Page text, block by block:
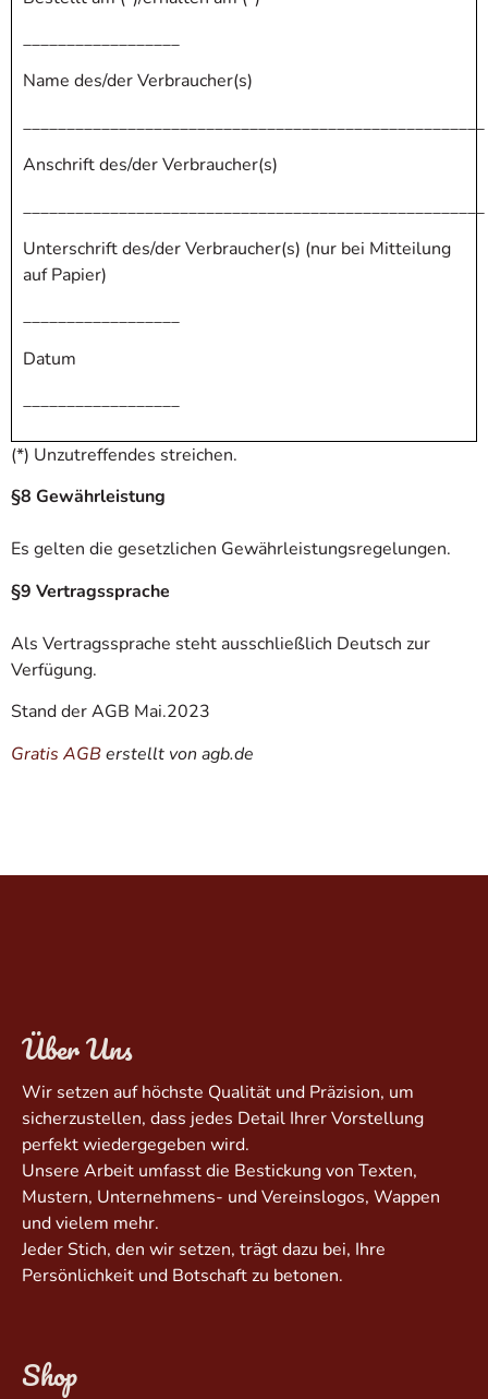
__________________
Name des/der Verbraucher(s)
_____________________________________________________
Anschrift des/der Verbraucher(s)
_____________________________________________________
Unterschrift des/der Verbraucher(s) (nur bei Mitteilung
auf Papier)
__________________
Datum
__________________
(*) Unzutreffendes streichen.
§8 Gewährleistung
Es gelten die gesetzlichen Gewährleistungsregelungen.
§9 Vertragssprache
Als Vertragssprache steht ausschließlich Deutsch zur
Verfügung.
Stand der AGB Mai.2023
Gratis AGBerstellt von agb.de
Über Uns
Wir setzen auf höchste Qualität und Präzision, um
sicherzustellen, dass jedes Detail Ihrer Vorstellung
perfekt wiedergegeben wird.
Unsere Arbeit umfasst die Bestickung von Texten,
Mustern, Unternehmens- und Vereinslogos, Wappen
und vielem mehr.
Jeder Stich, den wir setzen, trägt dazu bei, Ihre
Persönlichkeit und Botschaft zu betonen.
Shop